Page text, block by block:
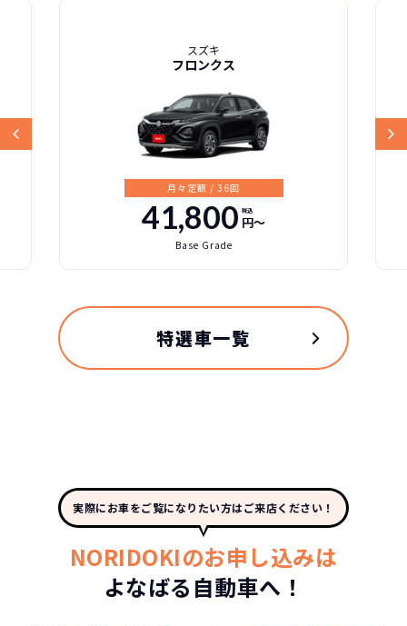
スズキ
フロンクス
月々定額 / 36回
41,800 税込
円〜
Base Grade
特選車一覧
実際にお車をご覧になりたい方はご来店ください！
NORIDOKIのお申し込みは
よなばる自動車へ！